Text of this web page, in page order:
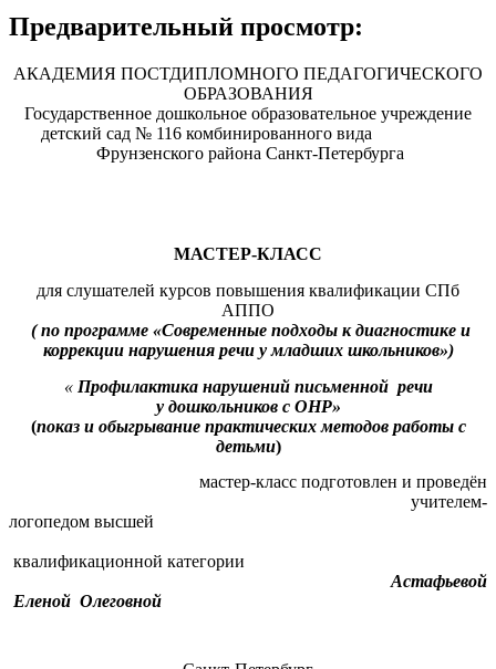
Предварительный просмотр:
АКАДЕМИЯ ПОСТДИПЛОМНОГО ПЕДАГОГИЧЕСКОГО
ОБРАЗОВАНИЯ
Государственное дошкольное образовательное учреждение
детский сад № 116 комбинированного вида
Фрунзенского района Санкт-Петербурга
МАСТЕР-КЛАСС
для слушателей курсов повышения квалификации СПб
АППО
( по программе «Современные подходы к диагностике и
коррекции нарушения речи у младших школьников»)
« Профилактика нарушений письменной речи
у дошкольников с ОНР»
(показ и обыгрывание практических методов работы с
детьми)
мастер-класс подготовлен и проведён
учителем-
логопедом высшей
квалификационной категории
Астафьевой
Еленой Олеговной